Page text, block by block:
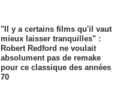
"Il y a certains films qu'il vaut
mieux laisser tranquilles" :
Robert Redford ne voulait
absolument pas de remake
pour ce classique des années
70